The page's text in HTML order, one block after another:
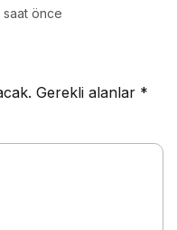
hava yolu
saat önce
Gerekli alanlar *